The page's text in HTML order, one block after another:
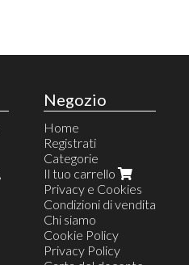
Negozio
Home
Registrati
Categorie
Il tuo carrello
Privacy e Cookies
Condizioni di vendita
Chi siamo
Cookie Policy
Privacy Policy